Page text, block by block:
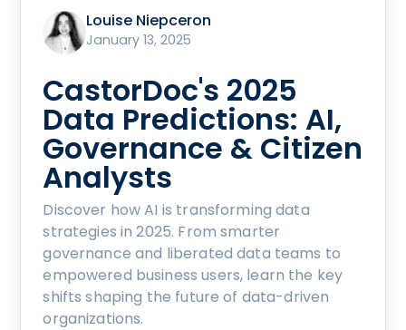
Louise Niepceron
January 13, 2025
CastorDoc's 2025
Data Predictions: AI,
Governance & Citizen
Analysts
Discover how AI is transforming data
strategies in 2025. From smarter
governance and liberated data teams to
empowered business users, learn the key
shifts shaping the future of data-driven
organizations.